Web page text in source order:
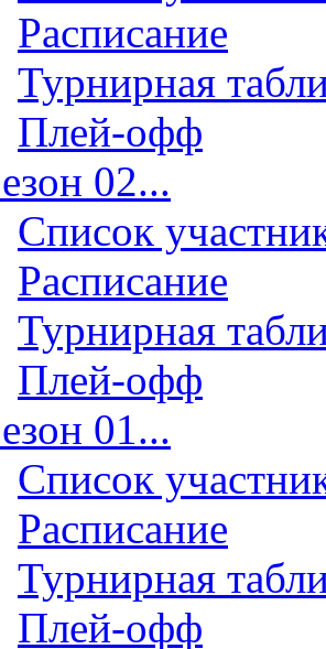
Расписание
Турнирная
Плей-офф
02...
Список
Расписание
Турнирная
Плей-офф
01...
Список
Расписание
Турнирная
Плей-офф